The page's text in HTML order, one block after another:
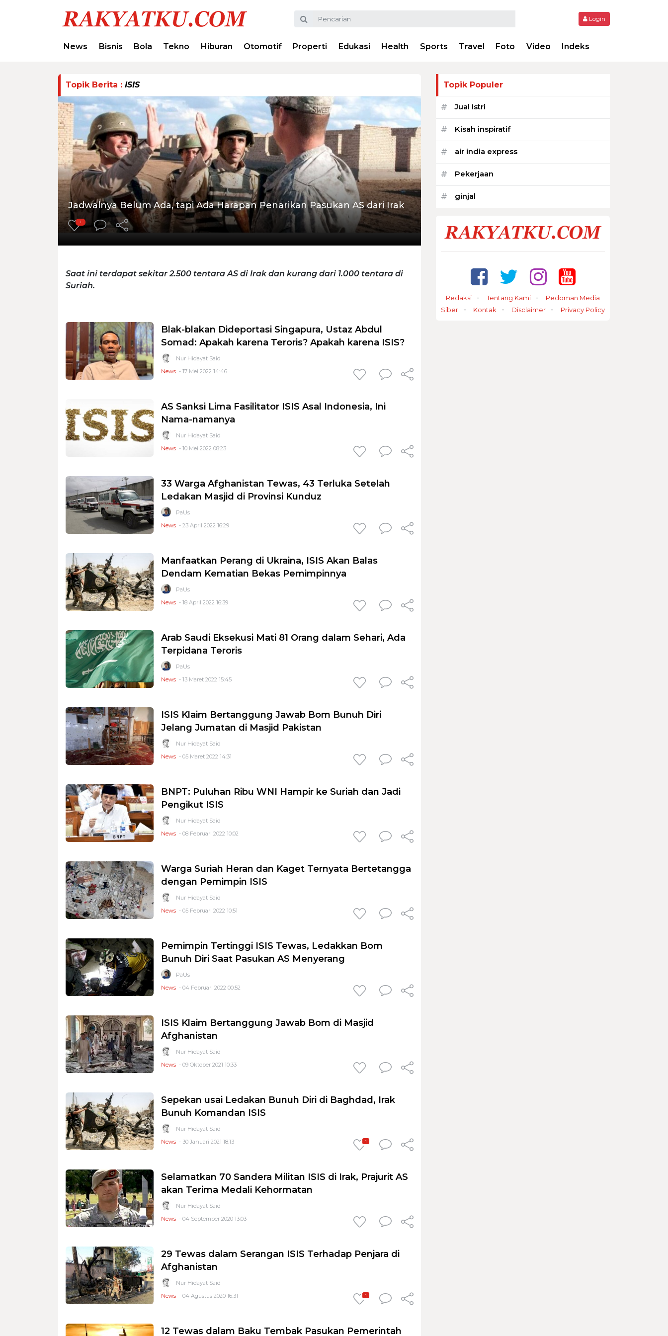
Login
News Bisnis Bola Tekno Hiburan Otomotif Properti Edukasi Health Sports Travel Foto Video Indeks
Topik Berita : ISIS
Jadwalnya Belum Ada, tapi Ada Harapan Penarikan Pasukan AS dari Irak
1
Saat ini terdapat sekitar 2.500 tentara AS di Irak dan kurang dari 1.000 tentara di
Suriah.
Blak-blakan Dideportasi Singapura, Ustaz Abdul
Somad: Apakah karena Teroris? Apakah karena ISIS?
Nur Hidayat Said
News - 17 Mei 2022 14:46
AS Sanksi Lima Fasilitator ISIS Asal Indonesia, Ini
Nama-namanya
Nur Hidayat Said
News - 10 Mei 2022 08:23
33 Warga Afghanistan Tewas, 43 Terluka Setelah
Ledakan Masjid di Provinsi Kunduz
PaUs
News - 23 April 2022 16:29
Manfaatkan Perang di Ukraina, ISIS Akan Balas
Dendam Kematian Bekas Pemimpinnya
PaUs
News - 18 April 2022 16:39
Arab Saudi Eksekusi Mati 81 Orang dalam Sehari, Ada
Terpidana Teroris
PaUs
News - 13 Maret 2022 15:45
ISIS Klaim Bertanggung Jawab Bom Bunuh Diri
Jelang Jumatan di Masjid Pakistan
Nur Hidayat Said
News - 05 Maret 2022 14:31
BNPT: Puluhan Ribu WNI Hampir ke Suriah dan Jadi
Pengikut ISIS
Nur Hidayat Said
News - 08 Februari 2022 10:02
Warga Suriah Heran dan Kaget Ternyata Bertetangga
dengan Pemimpin ISIS
Nur Hidayat Said
News - 05 Februari 2022 10:51
Pemimpin Tertinggi ISIS Tewas, Ledakkan Bom
Bunuh Diri Saat Pasukan AS Menyerang
PaUs
News - 04 Februari 2022 00:52
ISIS Klaim Bertanggung Jawab Bom di Masjid
Afghanistan
Nur Hidayat Said
News - 09 Oktober 2021 10:33
Sepekan usai Ledakan Bunuh Diri di Baghdad, Irak
Bunuh Komandan ISIS
Nur Hidayat Said
News - 30 Januari 2021 18:13 1
Selamatkan 70 Sandera Militan ISIS di Irak, Prajurit AS
akan Terima Medali Kehormatan
Nur Hidayat Said
News - 04 September 2020 13:03
29 Tewas dalam Serangan ISIS Terhadap Penjara di
Afghanistan
Nur Hidayat Said
News - 04 Agustus 2020 16:31 1
12 Tewas dalam Baku Tembak Pasukan Pemerintah
Topik Populer
# Jual Istri
# Kisah inspiratif
# air india express
# Pekerjaan
# ginjal
Redaksi Tentang Kami
Pedoman Media
Siber
Kontak Disclaimer Privacy Policy